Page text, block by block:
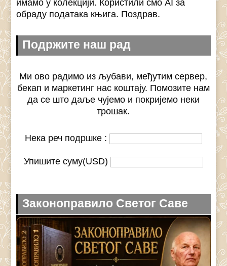
имамо у колекцији. Користили смо AI за
обраду података књига. Поздрав.
Подржите наш рад
Ми ово радимо из љубави, међутим сервер,
бекап и маркетинг нас коштају. Помозите нам
да се што даље чујемо и покријемо неки
трошак.
Нека реч подршке :
Упишите суму(USD)
Законоправило Светог Саве